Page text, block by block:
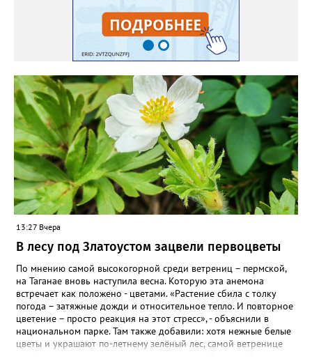
Екатерина рекомендует цветы убирать, чтобы силы куста
пошли на наращивание корневой системы. А со второго года
пусть лаванда цветёт во всю силу! Фото: Екатерина Бойко,
специально для «Златоуст.инфо». Обсуждение новости здесь
ВКОНТАКТЕ https://vk.com/newszlatoust74
13:27 Вчера
В лесу под Златоустом зацвели первоцветы
По мнению самой высокогорной среди ветрениц – пермской,
на Таганае вновь наступила весна. Которую эта анемона
встречает как положено - цветами. «Растение сбила с толку
погода – затяжные дожди и относительное тепло. И повторное
цветение – просто реакция на этот стресс», - объяснили в
национальном парке. Там также добавили: хотя нежные белые
цветы и украшают по-летнему зелёный лес, самой ветренице